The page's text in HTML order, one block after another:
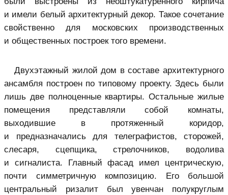
и имели белый архитектурный декор. Такое сочетание
свойственно для московских производственных
и общественных построек того времени.
Двухэтажный жилой дом в составе архитектурного
ансамбля построен по типовому проекту. Здесь были
лишь две полноценные квартиры. Остальные жилые
помещения представляли собой комнаты,
выходившие в протяженный коридор,
и предназначались для телеграфистов, сторожей,
слесаря, сцепщика, стрелочников, водолива
и сигналиста. Главный фасад имел центрическую,
почти симметричную композицию. Его большой
центральный ризалит был увенчан полукруглым